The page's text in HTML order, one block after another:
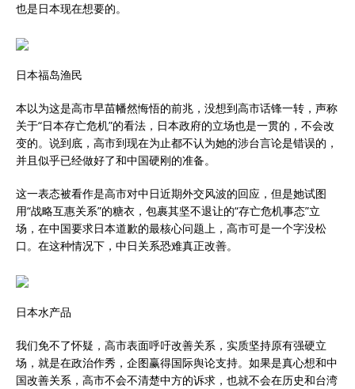
也是日本现在想要的。
日本福岛渔民
本以为这是高市早苗幡然悔悟的前兆，没想到高市话锋一转，声称
关于“日本存亡危机”的看法，日本政府的立场也是一贯的，不会改
变的。说到底，高市到现在为止都不认为她的涉台言论是错误的，
并且似乎已经做好了和中国硬刚的准备。
这一表态被看作是高市对中日近期外交风波的回应，但是她试图
用“战略互惠关系”的糖衣，包裹其坚不退让的“存亡危机事态”立
场，在中国要求日本道歉的最核心问题上，高市可是一个字没松
口。在这种情况下，中日关系恐难真正改善。
日本水产品
我们免不了怀疑，高市表面呼吁改善关系，实质坚持原有强硬立
场，就是在政治作秀，企图赢得国际舆论支持。如果是真心想和中
国改善关系，高市不会不清楚中方的诉求，也就不会在历史和台湾